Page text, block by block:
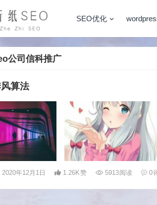
SEO优化
公司信科推广
算法
2020年12月1日 1.26K赞 5913阅读 0